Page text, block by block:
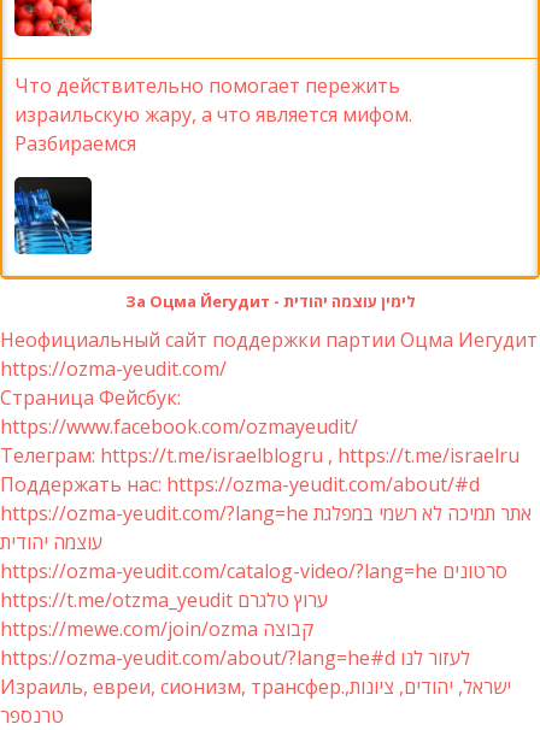
Что действительно помогает пережить
израильскую жару, а что является мифом.
Разбираемся
За Оцма Йегудит - לימין עוצמה יהודית
Неофициальный сайт поддержки партии Оцма Иегудит
https://ozma-yeudit.com/
Страница Фейсбук:
https://www.facebook.com/ozmayeudit/
Телеграм: https://t.me/israelblogru , https://t.me/israelru
Поддержать нас: https://ozma-yeudit.com/about/#d
https://ozma-yeudit.com/?lang=he אתר תמיכה לא רשמי במפלגת
עוצמה יהודית
https://ozma-yeudit.com/catalog-video/?lang=he סרטונים
https://t.me/otzma_yeudit ערוץ טלגרם
https://mewe.com/join/ozma קבוצה
https://ozma-yeudit.com/about/?lang=he#d לעזור לנו
Израиль, евреи, сионизм, трансфер.ישראל, יהודים, ציונות,
טרנספר